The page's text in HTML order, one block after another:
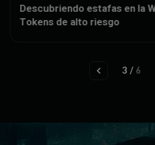
Estafa en la Web3
Aprobaciones
4 / 6